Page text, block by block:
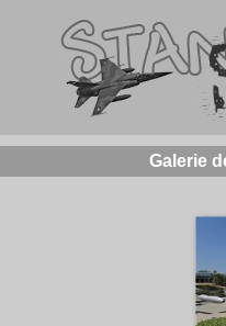
Galerie